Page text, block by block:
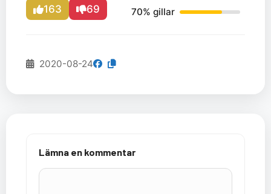
163 69 70% gillar
2020-08-24
Lämna en kommentar
Kommentar